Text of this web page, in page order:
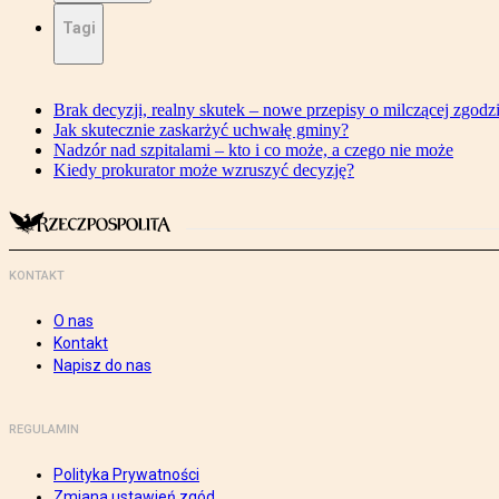
Tagi
Brak decyzji, realny skutek – nowe przepisy o milczącej
Jak skutecznie zaskarżyć uchwałę gminy?
Nadzór nad szpitalami – kto i co może, a czego nie może
Kiedy prokurator może wzruszyć decyzję?
KONTAKT
O nas
Kontakt
Napisz do nas
REGULAMIN
Polityka Prywatności